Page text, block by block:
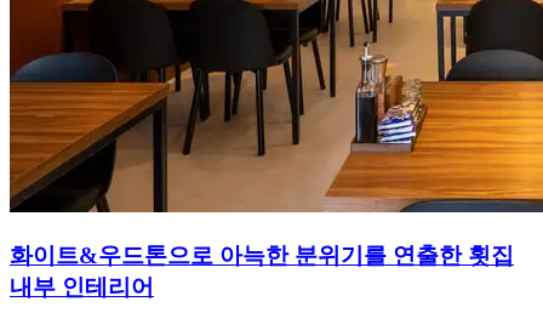
화이트&우드톤으로 아늑한 분위기를 연출한 횟집
내부 인테리어